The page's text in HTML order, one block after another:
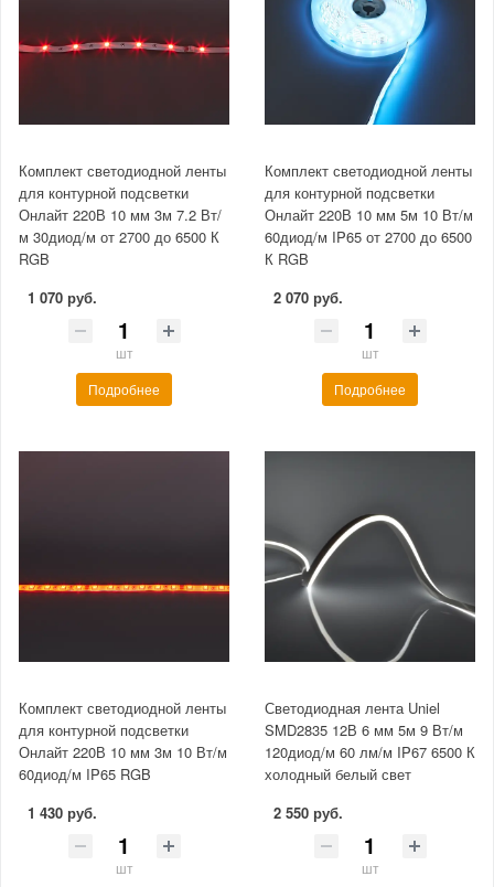
Комплект светодиодной ленты
для контурной подсветки
Онлайт 220В 10 мм 3м 7.2 Вт/
м 30диод/м от 2700 до 6500 К
RGB
1 070 руб.
шт
Подробнее
Комплект светодиодной ленты
для контурной подсветки
Онлайт 220В 10 мм 5м 10 Вт/м
60диод/м IP65 от 2700 до 6500
К RGB
2 070 руб.
шт
Подробнее
Комплект светодиодной ленты
для контурной подсветки
Онлайт 220В 10 мм 3м 10 Вт/м
60диод/м IP65 RGB
1 430 руб.
шт
Светодиодная лента Uniel
SMD2835 12В 6 мм 5м 9 Вт/м
120диод/м 60 лм/м IP67 6500 К
холодный белый свет
2 550 руб.
шт